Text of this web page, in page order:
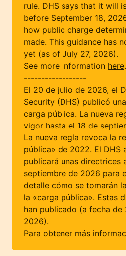
rule. DHS says that it will
before September 18,
how public charge
made. This guidance has
yet (as of July 27, 2026).
See more information here.
------------------
El 20 de julio de 2026, el
Security (DHS) publicó
carga pública. La nueva
vigor hasta el 18 de
La nueva regla revoca la
pública» de 2022. El DHS
publicará unas directrices
septiembre de 2026 para
detalle cómo se tomarán
la «carga pública». Estas
han publicado (a fecha de
2026).
Para obtener más